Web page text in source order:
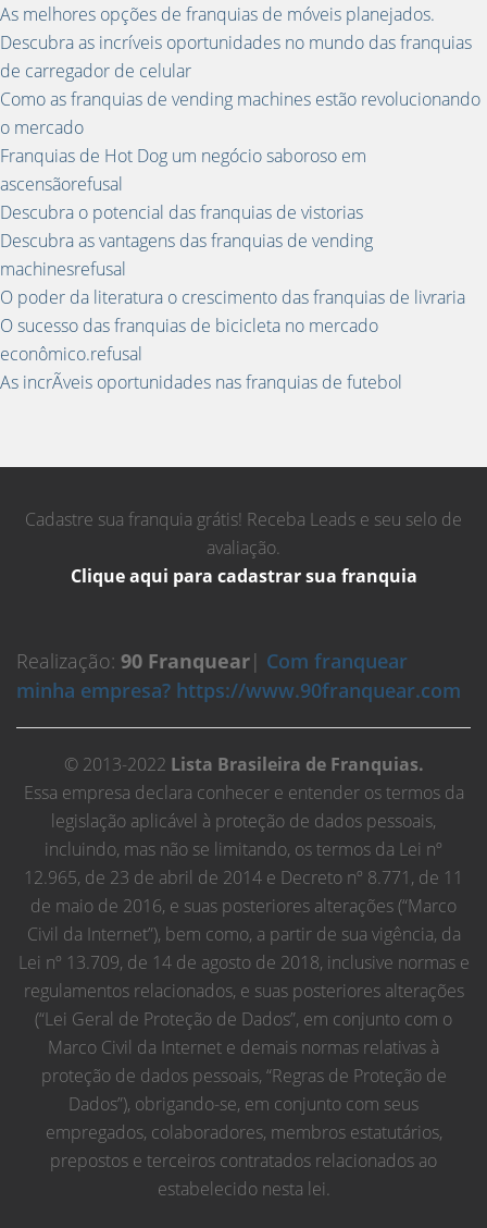
As melhores opções de franquias de móveis planejados.
Descubra as incríveis oportunidades no mundo das franquias
de carregador de celular
Como as franquias de vending machines estão revolucionando
o mercado
Franquias de Hot Dog um negócio saboroso em
ascensãorefusal
Descubra o potencial das franquias de vistorias
Descubra as vantagens das franquias de vending
machinesrefusal
O poder da literatura o crescimento das franquias de livraria
O sucesso das franquias de bicicleta no mercado
econômico.refusal
As incrÃ­veis oportunidades nas franquias de futebol
Cadastre sua franquia grátis! Receba Leads e seu selo de
avaliação.
Clique aqui para cadastrar sua franquia
Realização: 90 Franquear| Com franquear
minha empresa? https://www.90franquear.com
© 2013-2022 Lista Brasileira de Franquias.
Essa empresa declara conhecer e entender os termos da
legislação aplicável à proteção de dados pessoais,
incluindo, mas não se limitando, os termos da Lei nº
12.965, de 23 de abril de 2014 e Decreto nº 8.771, de 11
de maio de 2016, e suas posteriores alterações (“Marco
Civil da Internet”), bem como, a partir de sua vigência, da
Lei nº 13.709, de 14 de agosto de 2018, inclusive normas e
regulamentos relacionados, e suas posteriores alterações
(“Lei Geral de Proteção de Dados”, em conjunto com o
Marco Civil da Internet e demais normas relativas à
proteção de dados pessoais, “Regras de Proteção de
Dados”), obrigando-se, em conjunto com seus
empregados, colaboradores, membros estatutários,
prepostos e terceiros contratados relacionados ao
estabelecido nesta lei.